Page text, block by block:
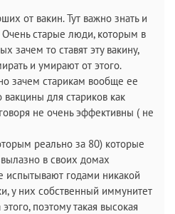
от вакин. Тут важно знать и
Очень старые люди, которым в
зачем то ставят эту вакину,
и умирают от этого.
зачем старикам вообще ее
вакцины для стариков как
не очень эффективны ( не
реально за 80) которые
в своих домах
испытывают годами никакой
у них собственный иммунитет
поэтому такая высокая